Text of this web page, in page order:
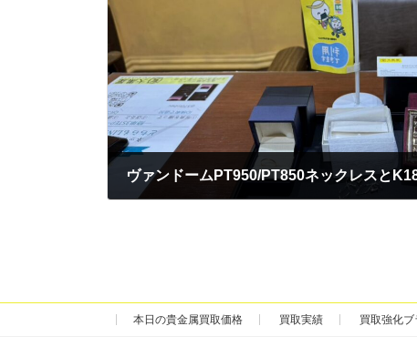
本日の貴金属買取価格 買取実績 買取強化ブ